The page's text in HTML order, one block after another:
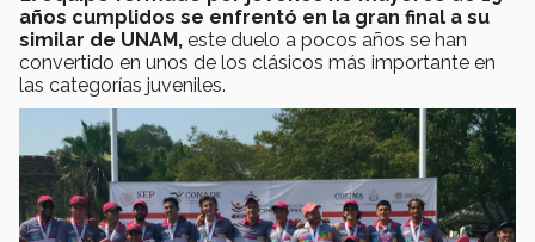
años cumplidos se enfrentó en la gran final a su
similar de UNAM, este duelo a pocos años se han
convertido en unos de los clásicos más importante en
las categorías juveniles.